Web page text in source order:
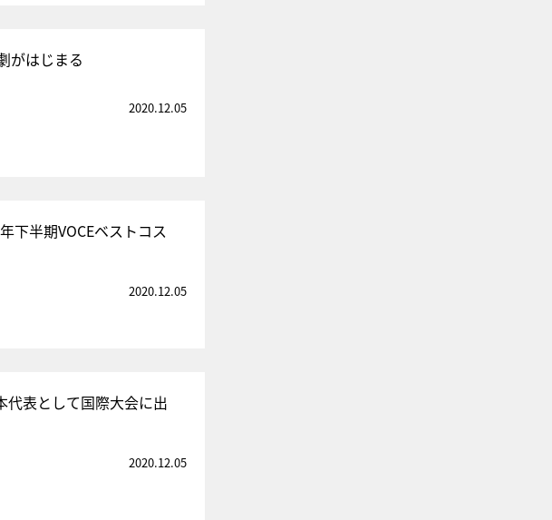
がはじまる
2020.12.05
下半期VOCEベストコス
2020.12.05
代表として国際大会に出
2020.12.05